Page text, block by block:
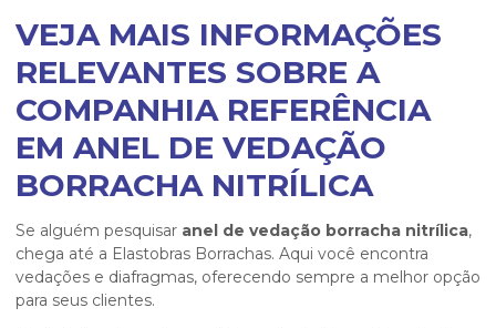
VEJA MAIS INFORMAÇÕES
RELEVANTES SOBRE A
COMPANHIA REFERÊNCIA
EM ANEL DE VEDAÇÃO
BORRACHA NITRÍLICA
Se alguém pesquisar anel de vedação borracha nitrílica,
chega até a Elastobras Borrachas. Aqui você encontra
vedações e diafragmas, oferecendo sempre a melhor opção
para seus clientes.